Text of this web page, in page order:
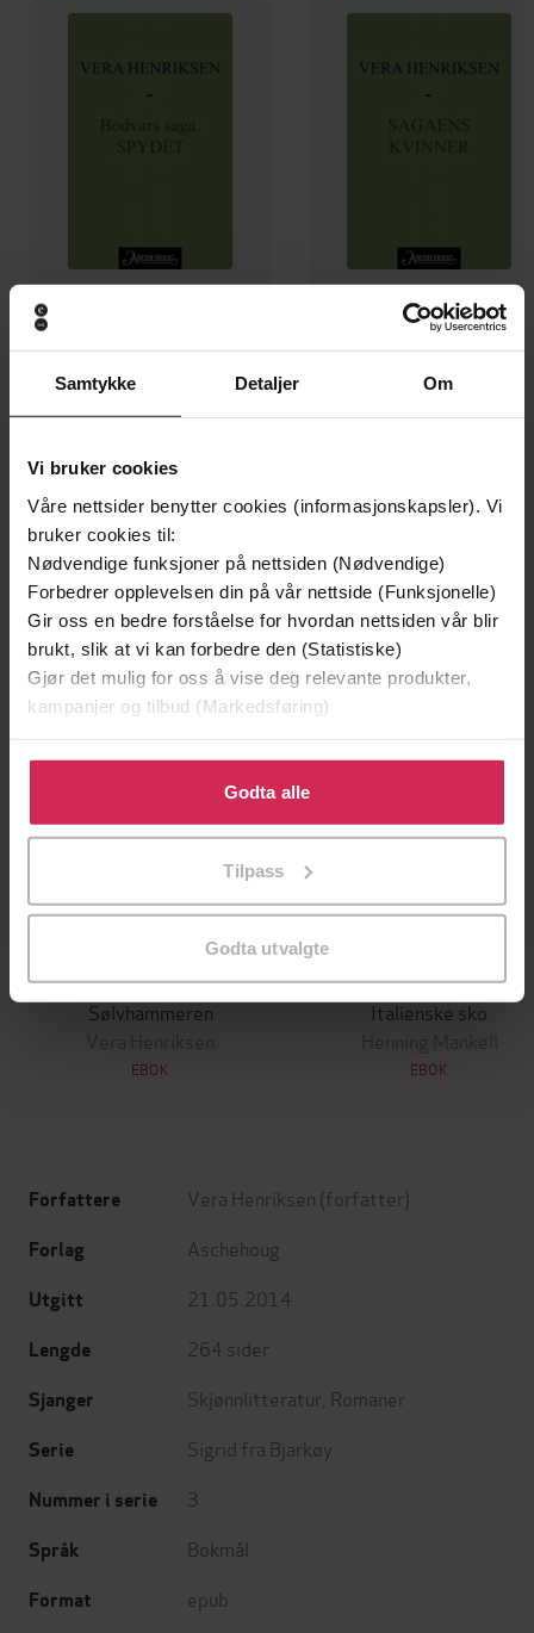
Samtykke Detaljer Om
Vi bruker cookies
Våre nettsider benytter cookies (informasjonskapsler). Vi
bruker cookies til:
Nødvendige funksjoner på nettsiden (Nødvendige)
Forbedrer opplevelsen din på vår nettside (Funksjonelle)
Gir oss en bedre forståelse for hvordan nettsiden vår blir
brukt, slik at vi kan forbedre den (Statistiske)
Gjør det mulig for oss å vise deg relevante produkter,
kampanjer og tilbud (Markedsføring)
Klikk på «Godta alle» for å gi oss ditt samtykke til å
bruke cookies for alle disse formålene. Du kan også
tilpasse ditt samtykke til spesifikke formål ved å klikke
Godta alle
Tilpass
Godta utvalgte
Vera Henriksen
159,-
Vera Henriksen
Andre har også kjøpt
Premium
159,-
Sølvhammeren
Vera Henriksen
EBOK
199,-
Italienske sko
Henning Mankell
EBOK
Forfattere Vera Henriksen (forfatter)
Forlag Aschehoug
Utgitt 21.05.2014
Lengde 264 sider
Sjanger Skjønnlitteratur Romaner
Serie Sigrid fra Bjarkøy
Nummer i serie 3
Språk Bokmål
Format epub